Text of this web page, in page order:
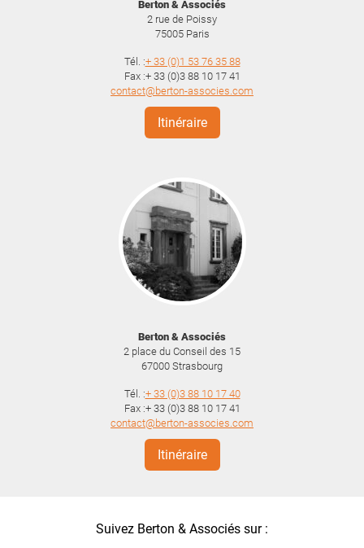
Berton & Associés
2 rue de Poissy
75005 Paris
Tél. :+ 33 (0)1 53 76 35 88
Fax :+ 33 (0)3 88 10 17 41
contact@berton-associes.com
Itinéraire
Berton & Associés
2 place du Conseil des 15
67000 Strasbourg
Tél. :+ 33 (0)3 88 10 17 40
Fax :+ 33 (0)3 88 10 17 41
contact@berton-associes.com
Itinéraire
Suivez Berton & Associés sur :